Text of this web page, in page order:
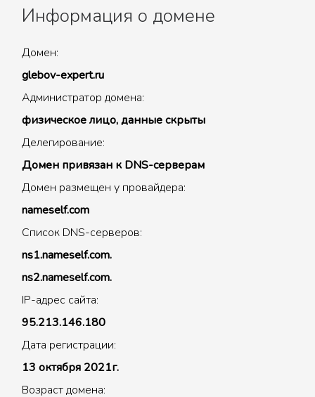
Информация о домене
Домен:
glebov-expert.ru
Администратор домена:
физическое лицо, данные скрыты
Делегирование:
Домен привязан к DNS-серверам
Домен размещен у провайдера:
nameself.com
Список DNS-серверов:
ns1.nameself.com.
ns2.nameself.com.
IP-адрес сайта:
95.213.146.180
Дата регистрации:
13 октября 2021г.
Возраст домена: